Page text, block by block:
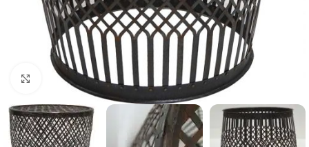
Klik for at forstørre